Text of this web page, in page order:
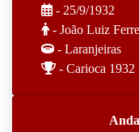
- 25/9/1932
- João Luiz
- Laranjeiras
- Carioca 1932